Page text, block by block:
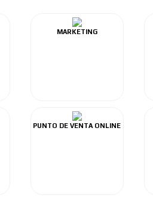
MARKETING
PUNTO DE VENTA ONLINE